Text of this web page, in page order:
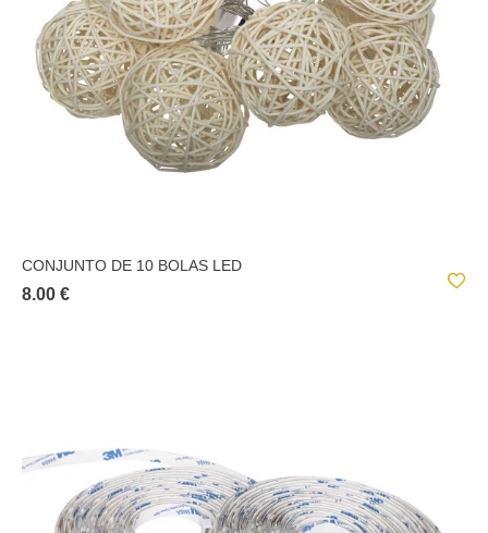
CONJUNTO DE 10 BOLAS LED
8.00 €